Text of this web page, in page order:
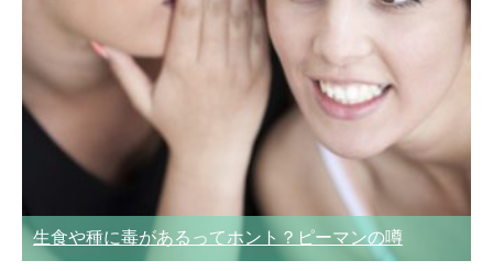
生食や種に毒があるってホント？ピーマンの噂